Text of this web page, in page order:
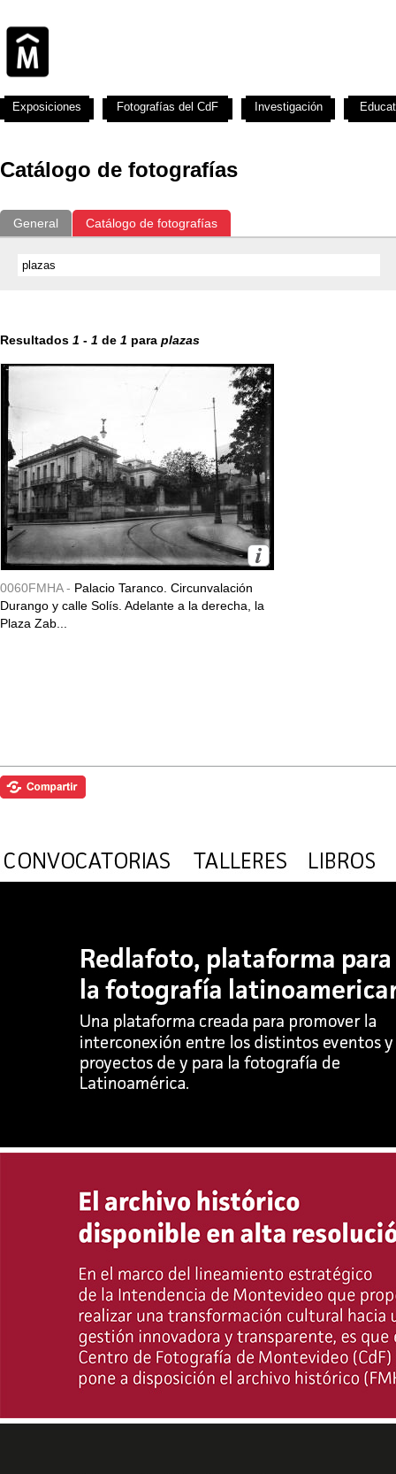
Catálogo de fotografías
General Catálogo de fotografías
Resultados 1 - 1 de 1 para plazas
0060FMHA - Palacio Taranco. Circunvalación
Durango y calle Solís. Adelante a la derecha, la
Plaza Zab...
Exposiciones Fotografías del CdF Investigación